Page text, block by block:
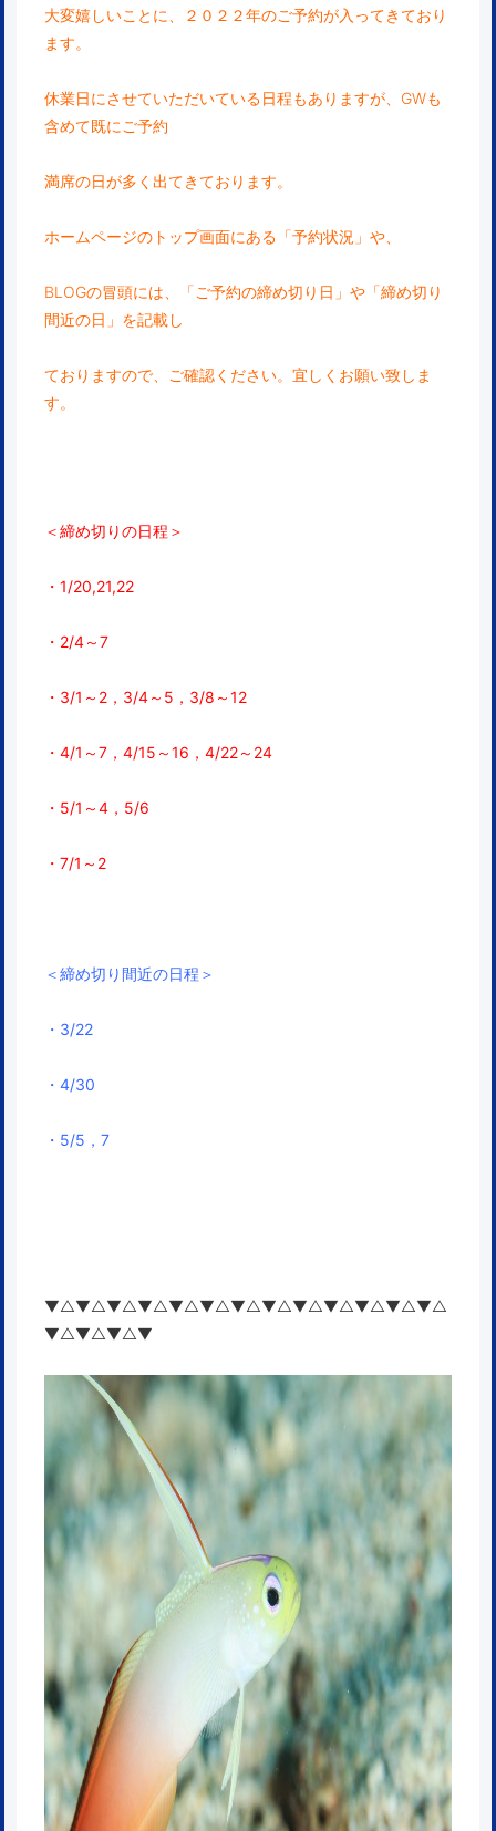
大変嬉しいことに、２０２２年のご予約が入ってきており
ます。
休業日にさせていただいている日程もありますが、GWも
含めて既にご予約
満席の日が多く出てきております。
ホームページのトップ画面にある「予約状況」や、
BLOGの冒頭には、「ご予約の締め切り日」や「締め切り
間近の日」を記載し
ておりますので、ご確認ください。宜しくお願い致しま
す。
＜締め切りの日程＞
・1/20,21,22
・2/4～7
・3/1～2，3/4～5，3/8～12
・4/1～7，4/15～16，4/22～24
・5/1～4，5/6
・7/1～2
＜締め切り間近の日程＞
・3/22
・4/30
・5/5，7
▼△▼△▼△▼△▼△▼△▼△▼△▼△▼△▼△▼△▼△
▼△▼△▼△▼